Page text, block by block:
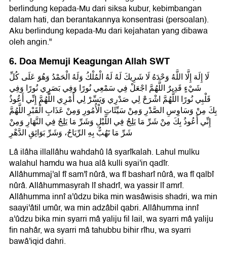
berlindung kepada-Mu dari siksa kubur, kebimbangan
dalam hati, dan berantakannya konsentrasi (persoalan).
Aku berlindung kepada-Mu dari kejahatan yang dibawa
oleh angin."
6. Doa Memuji Keagungan Allah SWT
لَا إِلَهَ إِلَّا اللَّهُ وَحْدَهُ لَا شَرِيكَ لَهُ لَهُ الْمُلْكُ وَلَهُ الْحَمْدُ وَهُوَ عَلَى كُلِّ
شَيْءٍ قَدِيرٌ اللَّهُمَّ اجْعَلْ فِي سَمْعِي نُورًا وَفِي بَصَرِي نُورًا وَفِي
قَلْبِي نُورًا اللَّهُمَّ اشْرَحْ لِي صَدْرِي وَيَسِّرْ لِي أَمْرِي اللَّهُمَّ إِنِّي أَعُوذُ
بِكَ مِنْ وَسَاوِسِ الصَّدْرِ وَمِنْ سَيِّئَاتِ الْأُمُورِ وَمِنْ عَذَابِ الْقَبْرِ اللَّهُمَّ
إِنِّي أَعُوذُ بِكَ مِنْ شَرِّ مَا يَلِجُ فِي اللَّيْلِ وَشَرِّ مَا يَلِجُ فِي النَّهَارِ وَمِنْ
شَرِّ مَا تَهُبُّ بِهِ الرِّيَاحُ، وَشَرِّ بَوَائِقِ الدَّهْرِ
Lâ ilâha illallâhu wahdahû lâ syarîkalah. Lahul mulku
walahul hamdu wa hua alâ kulli syai'in qadîr.
Allâhummaj'al fî sam'î nûrâ, wa fî basharî nûrâ, wa fî qalbî
nûrâ. Allâhummasyrah lî shadrî, wa yassir lî amrî.
Allâhumma innî a'ûdzu bika min wasâwisis shadri, wa min
saayi'âtil umûr, wa min adzâbil qabri. Allâhumma innî
a'ûdzu bika min syarri mâ yaliju fil lail, wa syarri mâ yaliju
fin nahâr, wa syarri mâ tahubbu bihir rîhu, wa syarri
bawâ'iqid dahri.